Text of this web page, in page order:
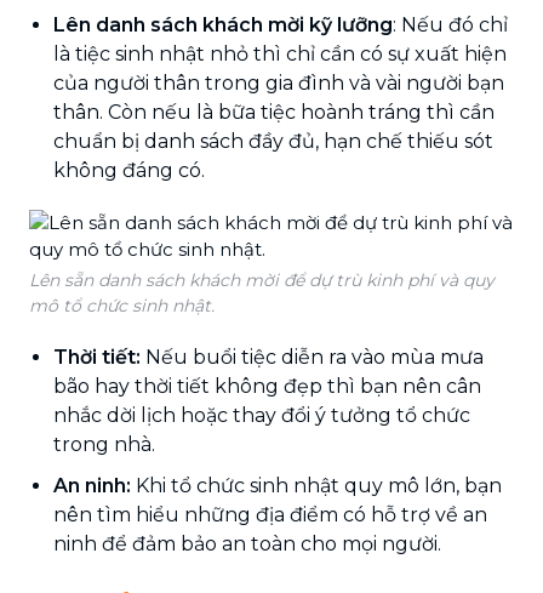
Lên danh sách khách mời kỹ lưỡng: Nếu đó chỉ
là tiệc sinh nhật nhỏ thì chỉ cần có sự xuất hiện
của người thân trong gia đình và vài người bạn
thân. Còn nếu là bữa tiệc hoành tráng thì cần
chuẩn bị danh sách đầy đủ, hạn chế thiếu sót
không đáng có.
Lên sẵn danh sách khách mời để dự trù kinh phí và quy
mô tổ chức sinh nhật.
Thời tiết: Nếu buổi tiệc diễn ra vào mùa mưa
bão hay thời tiết không đẹp thì bạn nên cân
nhắc dời lịch hoặc thay đổi ý tưởng tổ chức
trong nhà.
An ninh: Khi tổ chức sinh nhật quy mô lớn, bạn
nên tìm hiểu những địa điểm có hỗ trợ về an
ninh để đảm bảo an toàn cho mọi người.